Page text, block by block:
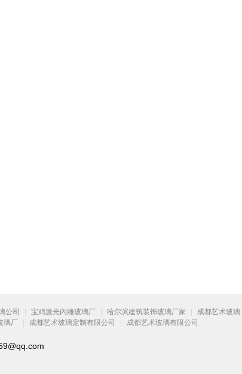
公司 | 宝鸡激光内雕玻璃厂 | 哈尔滨建筑装饰玻璃厂家 |
成都艺术玻璃
璃厂 | 成都艺术玻璃定制有限公司 | 成都艺术玻璃有限公司